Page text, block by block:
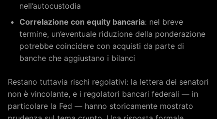
nell’autocustodia
Correlazione con equity bancaria: nel breve
termine, un’eventuale riduzione della ponderazione
potrebbe coincidere con acquisti da parte di
banche che aggiustano i bilanci
Restano tuttavia rischi regolativi: la lettera dei senatori
non è vincolante, e i regolatori bancari federali — in
particolare la Fed — hanno storicamente mostrato